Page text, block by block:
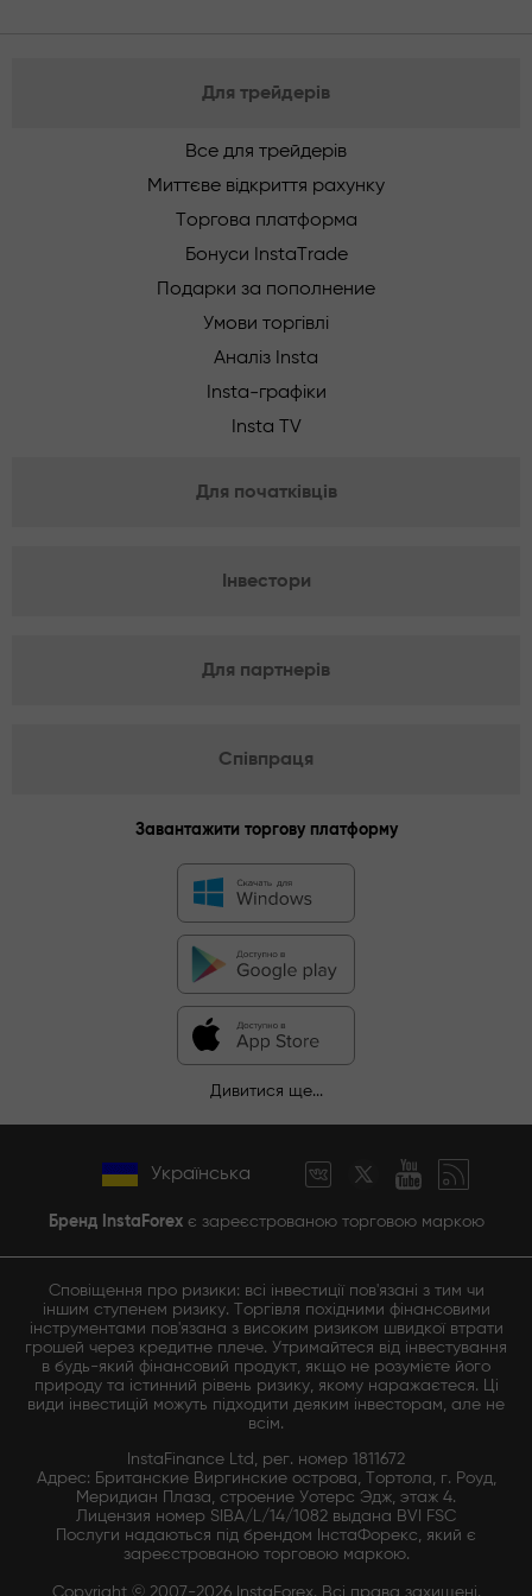
Для трейдерів
Все для трейдерів
Миттєве відкриття рахунку
Торгова платформа
Бонуси InstaTrade
Подарки за пополнение
Умови торгівлі
Аналіз Insta
Insta-графіки
Insta TV
Для початківців
Інвестори
Для партнерів
Співпраця
Завантажити торгову платформу
Дивитися ще...
Українська
Бренд InstaForexє зареєстрованою торговою маркою
Сповіщення про ризики: всі інвестиції пов'язані з тим чи
іншим ступенем ризику. Торгівля похідними фінансовими
інструментами пов'язана з високим ризиком швидкої втрати
грошей через кредитне плече. Утримайтеся від інвестування
в будь-який фінансовий продукт, якщо не розумієте його
природу та істинний рівень ризику, якому наражаєтеся. Ці
види інвестицій можуть підходити деяким інвесторам, але не
всім.
InstaFinance Ltd, рег. номер 1811672
Адрес: Британские Виргинские острова, Тортола, г. Роуд,
Меридиан Плаза, строение Уотерс Эдж, этаж 4.
Лицензия номер SIBA/L/14/1082 выдана BVI FSC
Послуги надаються під брендом ІнстаФорекс, який є
зареєстрованою торговою маркою.
Copyright © 2007-2026 InstaForex. Всі права захищені.